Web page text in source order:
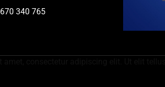
670 340 765